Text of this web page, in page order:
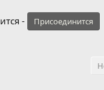
- Присоединится